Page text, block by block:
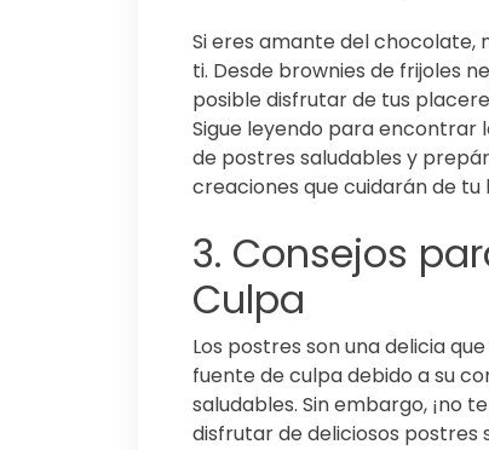
Si eres amante del
ti. Desde brownies de frijoles
posible disfrutar de tus
Sigue leyendo para encontrar
de postres saludables y
creaciones que cuidarán de tu
3. Consejos
Culpa
Los postres son una delicia
fuente de culpa debido a su
saludables. Sin embargo, ¡no
disfrutar de deliciosos postres